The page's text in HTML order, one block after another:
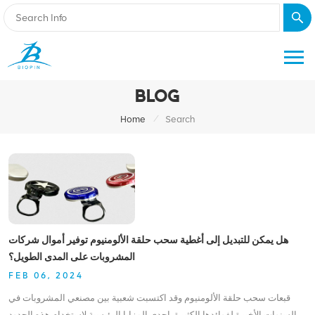
BLOG
Home / Search
هل يمكن للتبديل إلى أغطية سحب حلقة الألومنيوم توفير أموال شركات
المشروبات على المدى الطويل؟
FEB 06, 2024
قبعات سحب حلقة الألومنيوم وقد اكتسبت شعبية بين مصنعي المشروبات في